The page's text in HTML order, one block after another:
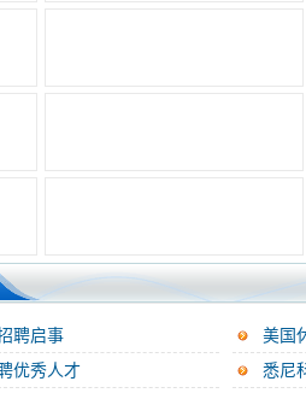
聘启事
美国
优秀人才
悉尼